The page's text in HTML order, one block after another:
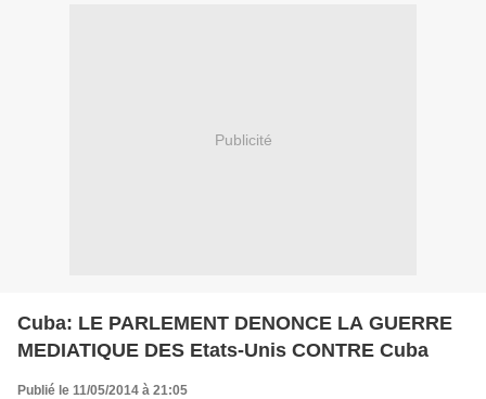
Publicité
Cuba: LE PARLEMENT DENONCE LA GUERRE
MEDIATIQUE DES Etats-Unis CONTRE Cuba
Publié le 11/05/2014 à 21:05